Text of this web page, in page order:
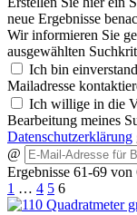
neue Ergebnisse
Wir informieren Sie
ausgewählten
Ich bin
Mailadresse
Ich willige in die
Bearbeitung meines
Datenschutzerklärung
@
Ergebnisse 61-69 von
1 … 4 5 6